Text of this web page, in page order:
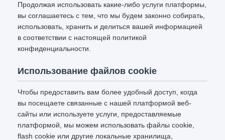
Продолжая использовать какие-либо услуги платформы,
вы соглашаетесь с тем, что мы будем законно собирать,
использовать, хранить и делиться вашей информацией
в соответствии с настоящей политикой
конфиденциальности.
Использование файлов cookie
Чтобы предоставить вам более удобный доступ, когда
вы посещаете связанные с нашей платформой веб-
сайты или используете услуги, предоставляемые
платформой, мы можем использовать файлы cookie,
flash cookie или другие локальные хранилища,